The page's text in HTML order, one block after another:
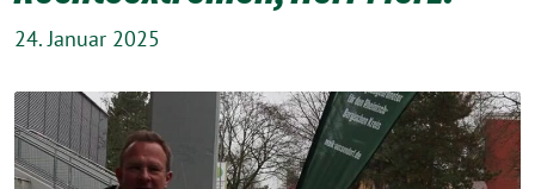
24. Januar 2025